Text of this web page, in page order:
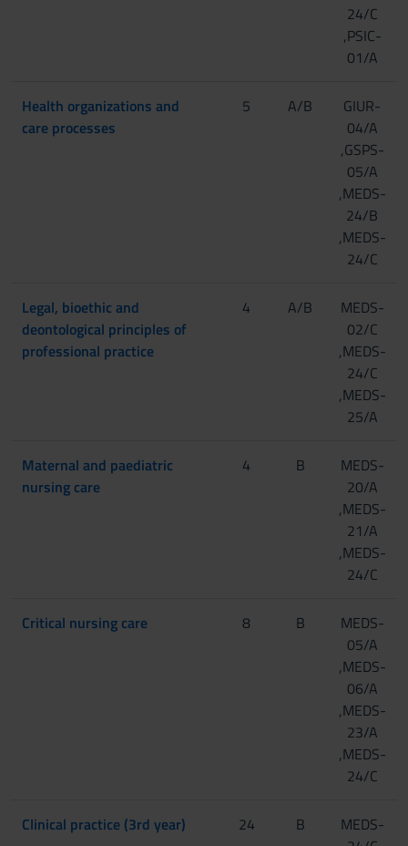
24/C
,PSIC-
01/A
Health organizations and
care processes
5 A/B
GIUR-
04/A
,GSPS-
05/A
,MEDS-
24/B
,MEDS-
24/C
Legal, bioethic and
deontological principles of
professional practice
4 A/B
MEDS-
02/C
,MEDS-
24/C
,MEDS-
25/A
Maternal and paediatric
nursing care
4 B
MEDS-
20/A
,MEDS-
21/A
,MEDS-
24/C
Critical nursing care 8 B
MEDS-
05/A
,MEDS-
06/A
,MEDS-
23/A
,MEDS-
24/C
Clinical practice (3rd year) 24 B
MEDS-